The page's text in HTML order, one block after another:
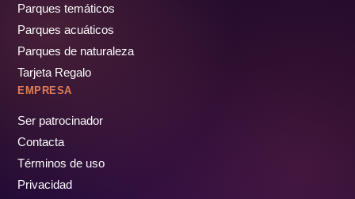
Parques temáticos
Parques acuáticos
Parques de naturaleza
Tarjeta Regalo
EMPRESA
Ser patrocinador
Contacta
Términos de uso
Privacidad